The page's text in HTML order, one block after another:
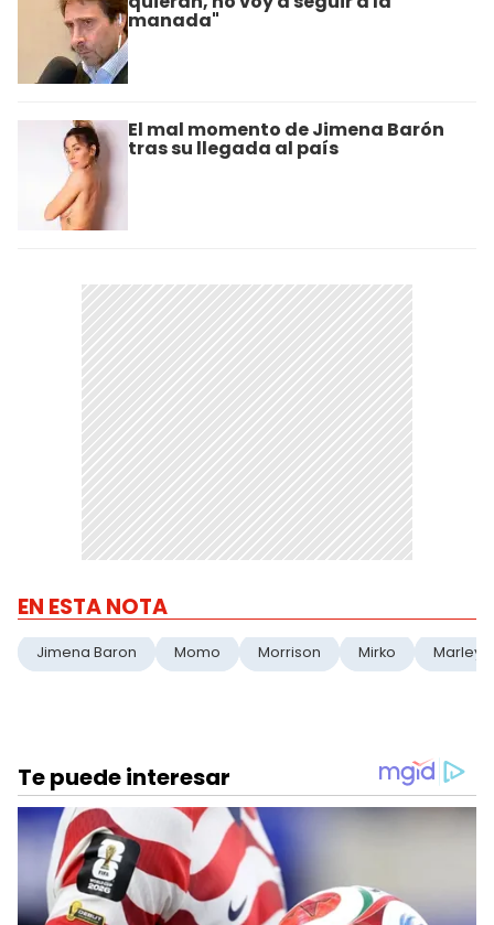
manada"
El mal momento de Jimena Barón
tras su llegada al país
EN ESTA NOTA
Jimena Baron Momo Morrison Mirko Marley